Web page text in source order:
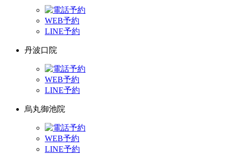
WEB予約
LINE予約
丹波口院
WEB予約
LINE予約
烏丸御池院
WEB予約
LINE予約